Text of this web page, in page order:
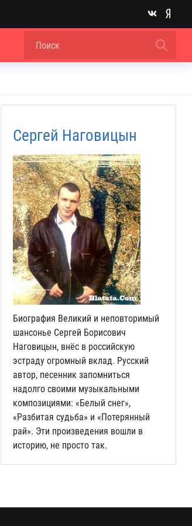
Сергей Наговицын
Биография Великий и неповторимый
шансонье Сергей Борисович
Наговицын, внёс в российскую
эстраду огромный вклад. Русский
автор, песенник запомниться
надолго своими музыкальными
композициями: «Белый снег»,
«Разбитая судьба» и «Потерянный
рай». Эти произведения вошли в
историю, не просто так.